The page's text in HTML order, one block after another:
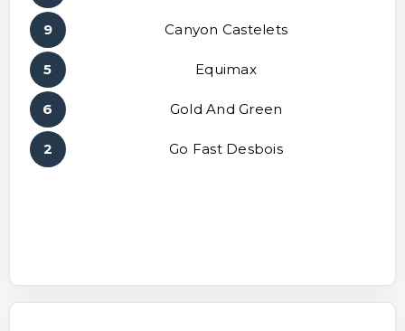
9 Canyon Castelets
5 Equimax
6 Gold And Green
2 Go Fast Desbois